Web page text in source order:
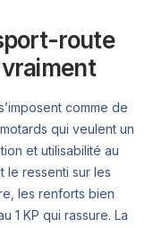
route
comme de
qui veulent un
et utilisabilité au
le ressenti sur les
les renforts bien
1 KP qui rassure. La